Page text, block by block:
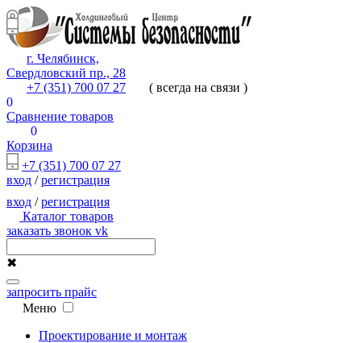
г. Челябинск,
Свердловский пр., 28
+7 (351) 700 07 27
( всегда на связи )
0
Сравнение товаров
0
Корзина
+7 (351) 700 07 27
вход /регистрация
вход /регистрация
Каталог товаров
заказать звонок vk
✖
запросить прайс
Меню
Проектирование и монтаж